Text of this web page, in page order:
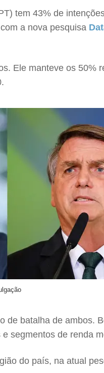
tem 43% de
a nova pesquisa
Ele manteve os 50%
batalha de ambos.
segmentos de renda
do país, na atual